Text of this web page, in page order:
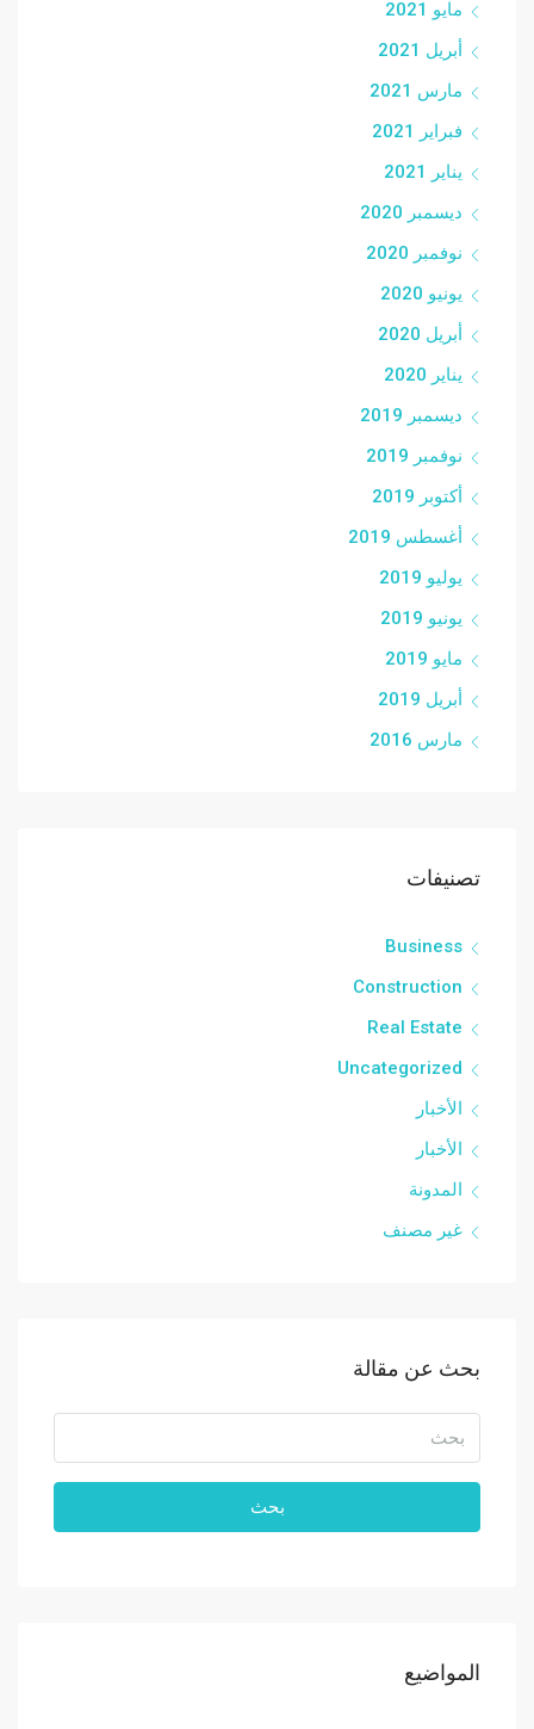
مايو 2021
أبريل 2021
مارس 2021
فبراير 2021
يناير 2021
ديسمبر 2020
نوفمبر 2020
يونيو 2020
أبريل 2020
يناير 2020
ديسمبر 2019
نوفمبر 2019
أكتوبر 2019
أغسطس 2019
يوليو 2019
يونيو 2019
مايو 2019
أبريل 2019
مارس 2016
تصنيفات
Business
Construction
Real Estate
Uncategorized
الأخبار
الأخبار
المدونة
غير مصنف
بحث عن مقالة
بحث
المواضيع